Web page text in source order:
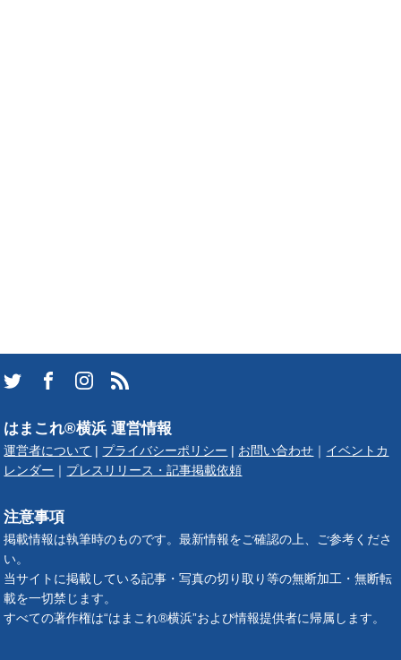
はまこれ®横浜 運営情報
運営者について プライバシーポリシー お問い合わせ
イベントカ
レンダー
プレスリリース・記事掲載依頼
注意事項
掲載情報は執筆時のものです。最新情報をご確認の上、ご参考くださ
い。
当サイトに掲載している記事・写真の切り取り等の無断加工・無断転
載を一切禁じます。
すべての著作権は“はまこれ®横浜”および情報提供者に帰属します。